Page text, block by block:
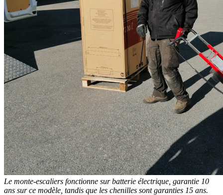
Le monte-escaliers fonctionne sur batterie électrique, garantie 10
ans sur ce modèle, tandis que les chenilles sont garanties 15 ans.